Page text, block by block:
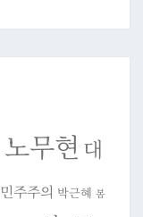
노무현 대
민주주의 박근혜 봄